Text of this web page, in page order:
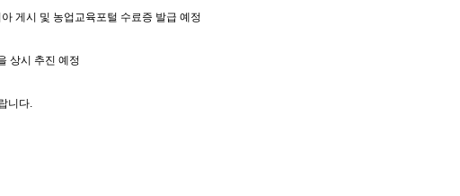
게시 및 농업교육포털 수료증 발급 예정
상시 추진 예정
니다.